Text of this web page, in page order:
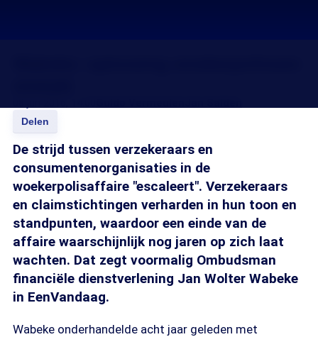
Delen
De strijd tussen verzekeraars en
consumentenorganisaties in de
woekerpolisaffaire "escaleert". Verzekeraars
en claimstichtingen verharden in hun toon en
standpunten, waardoor een einde van de
affaire waarschijnlijk nog jaren op zich laat
wachten. Dat zegt voormalig Ombudsman
financiële dienstverlening Jan Wolter Wabeke
in EenVandaag.
Wabeke onderhandelde acht jaar geleden met